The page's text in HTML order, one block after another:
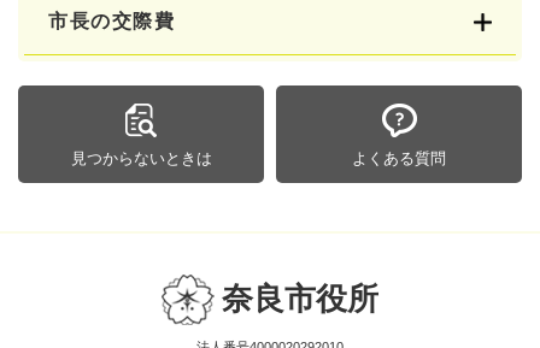
市長の交際費
見つからないときは よくある質問
奈良市役所